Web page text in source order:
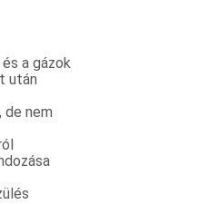
a gázok
után
de nem